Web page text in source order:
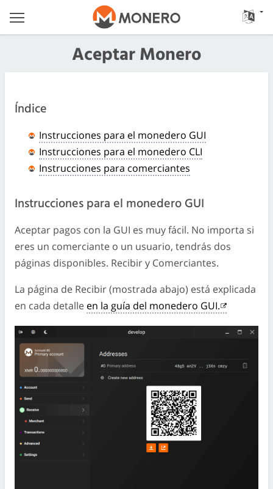
Aceptar Monero
Índice
Instrucciones para el monedero GUI
Instrucciones para el monedero CLI
Instrucciones para comerciantes
Instrucciones para el monedero GUI
Aceptar pagos con la GUI es muy fácil. No importa si
eres un comerciante o un usuario, tendrás dos
páginas disponibles. Recibir y Comerciantes.
La página de Recibir (mostrada abajo) está explicada
en cada detalle en la guía del monedero GUI.